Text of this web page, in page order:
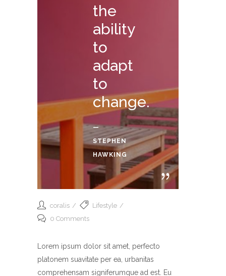
the
ability
to
adapt
to
change.
—
STEPHEN
HAWKING
coralis
Lifestyle
0 Comments
Lorem ipsum dolor sit amet, perfecto
platonem suavitate per ea, urbanitas
comprehensam signiferumque ad est. Eu